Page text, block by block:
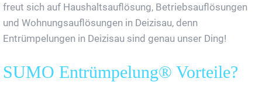
freut sich auf Haushaltsauflösung, Betriebsauflösungen
und Wohnungsauflösungen in Deizisau, denn
Entrümpelungen in Deizisau sind genau unser Ding!
SUMO Entrümpelung® Vorteile?